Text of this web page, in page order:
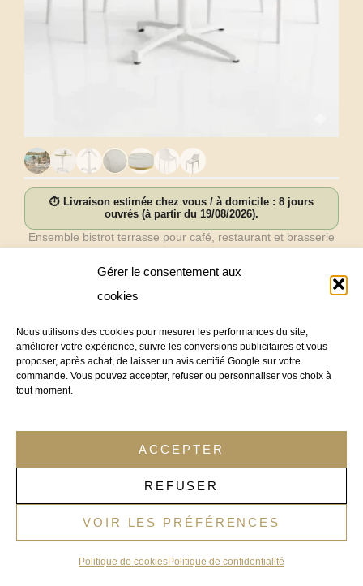
Gérer le consentement aux
cookies
Nous utilisons des cookies pour mesurer les performances du site,
améliorer votre expérience, suivre les conversions publicitaires et vous
proposer, après achat, de laisser un avis certifié Google sur votre
commande. Vous pouvez accepter, refuser ou personnaliser vos choix à
tout moment.
ACCEPTER
REFUSER
VOIR LES PRÉFÉRENCES
Politique de cookiesPolitique de confidentialité
⏱ Livraison estimée chez vous / à domicile : 8 jours
ouvrés (à partir du 19/08/2026).
Ensemble bistrot terrasse pour café, restaurant et brasserie
RONDE BISTROT PLIANTE Ø70 CM MARBRÉE
BLANCHE + 2 CHAISES BLANCHES – CANNES
Prix remisé à partir de€316,03TTC(€259,90HT)
AJOUTER AU PANIER
-25%